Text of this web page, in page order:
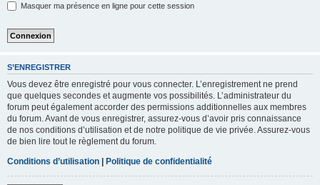
Masquer ma présence en ligne pour cette session
S’ENREGISTRER
Vous devez être enregistré pour vous connecter. L’enregistrement ne prend
que quelques secondes et augmente vos possibilités. L’administrateur du
forum peut également accorder des permissions additionnelles aux membres
du forum. Avant de vous enregistrer, assurez-vous d’avoir pris connaissance
de nos conditions d’utilisation et de notre politique de vie privée. Assurez-vous
de bien lire tout le règlement du forum.
Conditions d’utilisation | Politique de confidentialité